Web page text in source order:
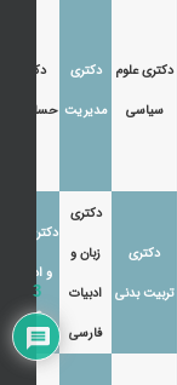
دکتری علوم
سیاسی
دکتری
مدیریت
دکتری
حسابداری
دکتری
تربیت بدنی
دکتری
زبان و
ادبیات
فارسی
دکتری زبان
و ادبیات
عرب
3